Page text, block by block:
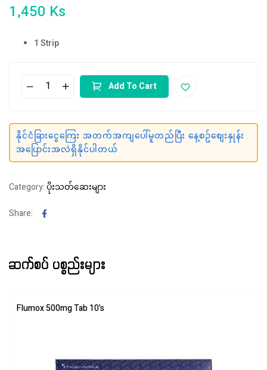
1,450 Ks
1 Strip
Add To Cart
နိုင်ငံခြားငွေကြေး အတက်အကျပေါ်မူတည်ပြီး နေ့စဥ်စျေးနှုန်း
အပြောင်းအလဲရှိနိုင်ပါတယ်
Category:ပိုးသတ်ဆေးများ
Share: Facebook
ဆက်စပ် ပစ္စည်းများ
Flumox 500mg Tab 10’s